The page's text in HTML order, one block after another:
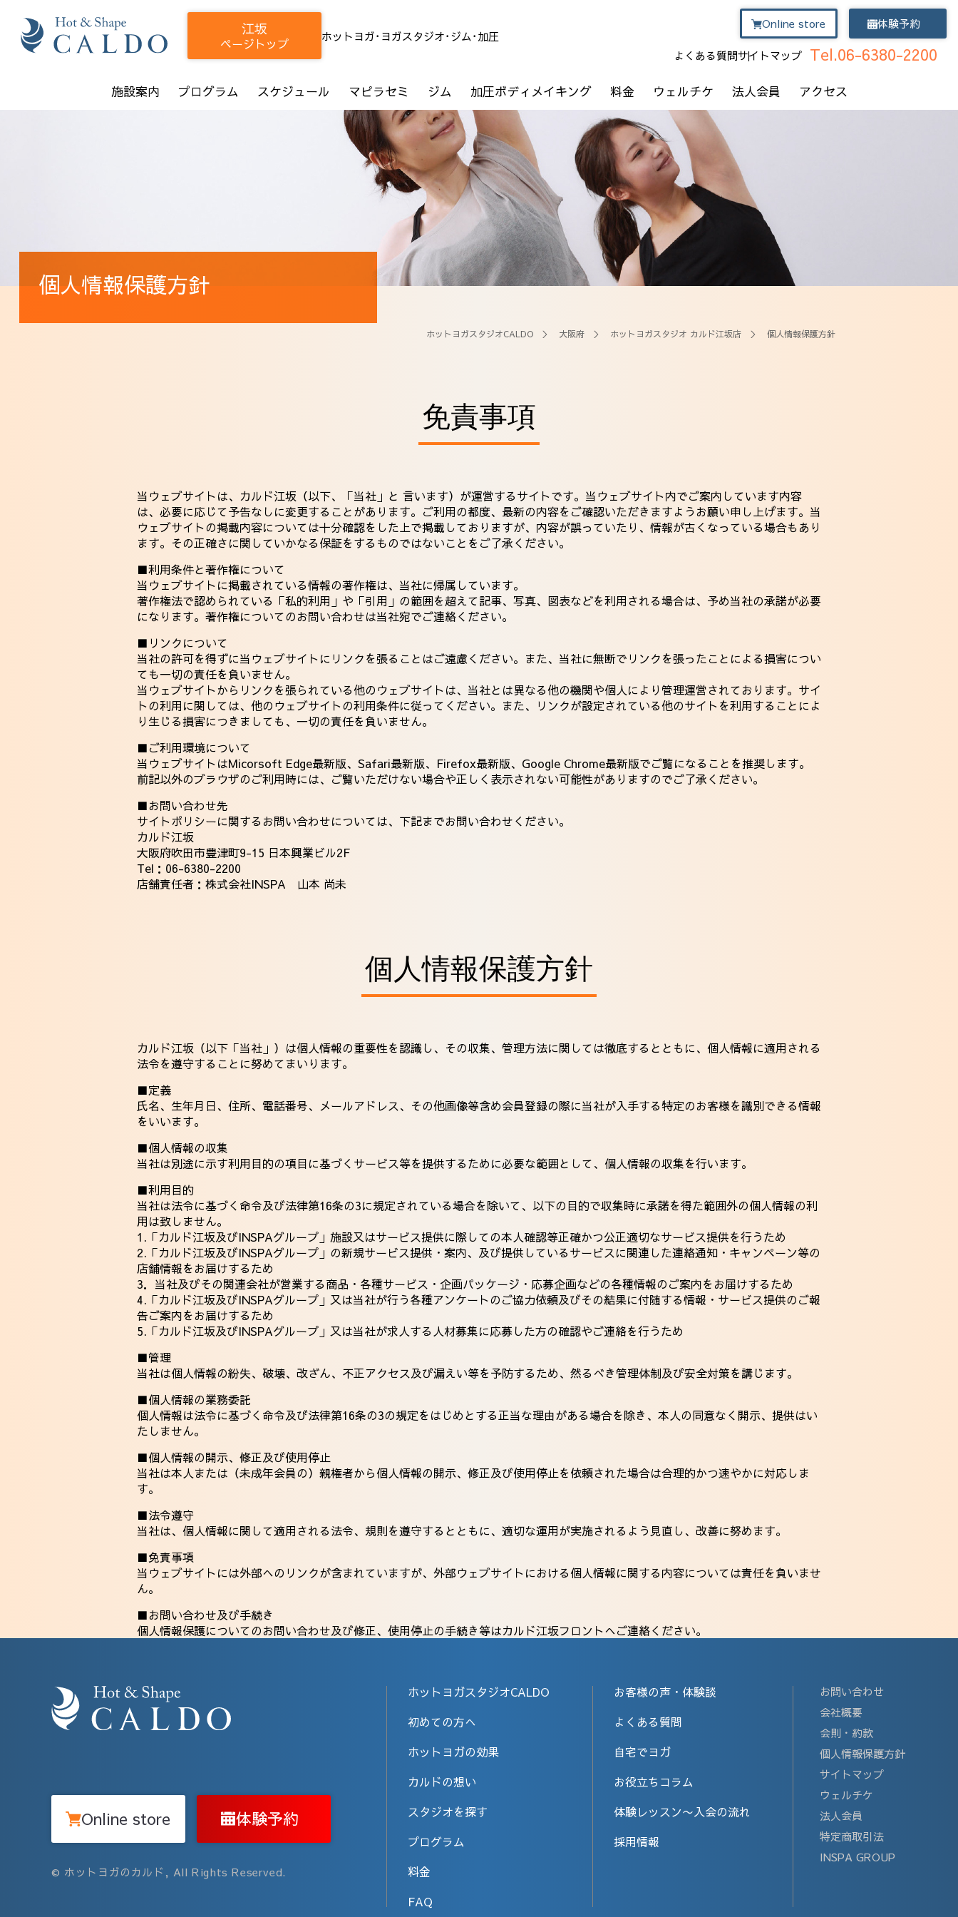
江坂
ページトップ
ホットヨガ･ヨガスタジオ･ジム･加圧
よくある質問サイトマップ Tel.06-6380-2200
施設案内 プログラム スケジュール マピラセミ ジム 加圧ボディメイキング 料金 ウェルチケ 法人会員 アクセス
個人情報保護方針
ホットヨガスタジオCALDO ＞ 大阪府 ＞ ホットヨガスタジオ カルド江坂店 ＞ 個人情報保護方針
免責事項
当ウェブサイトは、カルド江坂（以下、「当社」と 言います）が運営するサイトです。当ウェブサイト内でご案内しています内容
は、必要に応じて予告なしに変更することがあります。ご利用の都度、最新の内容をご確認いただきますようお願い申し上げます。当
ウェブサイトの掲載内容については十分確認をした上で掲載しておりますが、内容が誤っていたり、情報が古くなっている場合もあり
ます。その正確さに関していかなる保証をするものではないことをご了承ください。
■利用条件と著作権について
当ウェブサイトに掲載されている情報の著作権は、当社に帰属しています。
著作権法で認められている「私的利用」や「引用」の範囲を超えて記事、写真、図表などを利用される場合は、予め当社の承諾が必要
になります。著作権についてのお問い合わせは当社宛でご連絡ください。
■リンクについて
当社の許可を得ずに当ウェブサイトにリンクを張ることはご遠慮ください。また、当社に無断でリンクを張ったことによる損害につい
ても一切の責任を負いません。
当ウェブサイトからリンクを張られている他のウェブサイトは、当社とは異なる他の機関や個人により管理運営されております。サイ
トの利用に関しては、他のウェブサイトの利用条件に従ってください。また、リンクが設定されている他のサイトを利用することによ
り生じる損害につきましても、一切の責任を負いません。
■ご利用環境について
当ウェブサイトはMicorsoft Edge最新版、Safari最新版、Firefox最新版、Google Chrome最新版でご覧になることを推奨します。
前記以外のブラウザのご利用時には、ご覧いただけない場合や正しく表示されない可能性がありますのでご了承ください。
■お問い合わせ先
サイトポリシーに関するお問い合わせについては、下記までお問い合わせください。
カルド江坂
大阪府吹田市豊津町9-15 日本興業ビル2F
Tel： 06-6380-2200
店舗責任者：株式会社INSPA 山本 尚未
個人情報保護方針
カルド江坂（以下「当社」）は個人情報の重要性を認識し、その収集、管理方法に関しては徹底するとともに、個人情報に適用される
法令を遵守することに努めてまいります。
■定義
氏名、生年月日、住所、電話番号、メールアドレス、その他画像等含め会員登録の際に当社が入手する特定のお客様を識別できる情報
をいいます。
■個人情報の収集
当社は別途に示す利用目的の項目に基づくサービス等を提供するために必要な範囲として、個人情報の収集を行います。
■利用目的
当社は法令に基づく命令及び法律第16条の3に規定されている場合を除いて、以下の目的で収集時に承諾を得た範囲外の個人情報の利
用は致しません。
1.「カルド江坂及びINSPAグループ」施設又はサービス提供に際しての本人確認等正確かつ公正適切なサービス提供を行うため
2.「カルド江坂及びINSPAグループ」の新規サービス提供・案内、及び提供しているサービスに関連した連絡通知・キャンペーン等の
店舗情報をお届けするため
3．当社及びその関連会社が営業する商品・各種サービス・企画パッケージ・応募企画などの各種情報のご案内をお届けするため
4.「カルド江坂及びINSPAグループ」又は当社が行う各種アンケートのご協力依頼及びその結果に付随する情報・サービス提供のご報
告ご案内をお届けするため
5.「カルド江坂及びINSPAグループ」又は当社が求人する人材募集に応募した方の確認やご連絡を行うため
■管理
当社は個人情報の紛失、破壊、改ざん、不正アクセス及び漏えい等を予防するため、然るべき管理体制及び安全対策を講じます。
■個人情報の業務委託
個人情報は法令に基づく命令及び法律第16条の3の規定をはじめとする正当な理由がある場合を除き、本人の同意なく開示、提供はい
たしません。
■個人情報の開示、修正及び使用停止
当社は本人または（未成年会員の）親権者から個人情報の開示、修正及び使用停止を依頼された場合は合理的かつ速やかに対応しま
す。
■法令遵守
当社は、個人情報に関して適用される法令、規則を遵守するとともに、適切な運用が実施されるよう見直し、改善に努めます。
■免責事項
当ウェブサイトには外部へのリンクが含まれていますが、外部ウェブサイトにおける個人情報に関する内容については責任を負いませ
ん。
■お問い合わせ及び手続き
個人情報保護についてのお問い合わせ及び修正、使用停止の手続き等はカルド江坂フロントへご連絡ください。
Online store 体験予約
Online store 体験予約
© ホットヨガのカルド, All Rights Reserved.
ホットヨガスタジオCALDO
初めての方へ
ホットヨガの効果
カルドの想い
スタジオを探す
プログラム
料金
FAQ
お客様の声・体験談
よくある質問
自宅でヨガ
お役立ちコラム
体験レッスン〜入会の流れ
採用情報
お問い合わせ
会社概要
会則・約款
個人情報保護方針
サイトマップ
ウェルチケ
法人会員
特定商取引法
INSPA GROUP